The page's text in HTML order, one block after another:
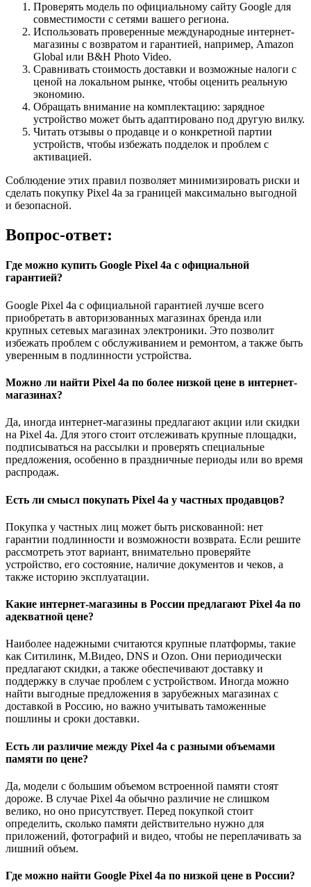
Проверять модель по официальному сайту Google для
совместимости с сетями вашего региона.
Использовать проверенные международные интернет-
магазины с возвратом и гарантией, например, Amazon
Global или B&H Photo Video.
Сравнивать стоимость доставки и возможные налоги с
ценой на локальном рынке, чтобы оценить реальную
экономию.
Обращать внимание на комплектацию: зарядное
устройство может быть адаптировано под другую вилку.
Читать отзывы о продавце и о конкретной партии
устройств, чтобы избежать подделок и проблем с
активацией.
Соблюдение этих правил позволяет минимизировать риски и
сделать покупку Pixel 4a за границей максимально выгодной
и безопасной.
Вопрос-ответ:
Где можно купить Google Pixel 4a с официальной
гарантией?
Google Pixel 4a с официальной гарантией лучше всего
приобретать в авторизованных магазинах бренда или
крупных сетевых магазинах электроники. Это позволит
избежать проблем с обслуживанием и ремонтом, а также быть
уверенным в подлинности устройства.
Можно ли найти Pixel 4a по более низкой цене в интернет-
магазинах?
Да, иногда интернет-магазины предлагают акции или скидки
на Pixel 4a. Для этого стоит отслеживать крупные площадки,
подписываться на рассылки и проверять специальные
предложения, особенно в праздничные периоды или во время
распродаж.
Есть ли смысл покупать Pixel 4a у частных продавцов?
Покупка у частных лиц может быть рискованной: нет
гарантии подлинности и возможности возврата. Если решите
рассмотреть этот вариант, внимательно проверяйте
устройство, его состояние, наличие документов и чеков, а
также историю эксплуатации.
Какие интернет-магазины в России предлагают Pixel 4a по
адекватной цене?
Наиболее надежными считаются крупные платформы, такие
как Ситилинк, М.Видео, DNS и Ozon. Они периодически
предлагают скидки, а также обеспечивают доставку и
поддержку в случае проблем с устройством. Иногда можно
найти выгодные предложения в зарубежных магазинах с
доставкой в Россию, но важно учитывать таможенные
пошлины и сроки доставки.
Есть ли различие между Pixel 4a с разными объемами
памяти по цене?
Да, модели с большим объемом встроенной памяти стоят
дороже. В случае Pixel 4a обычно различие не слишком
велико, но оно присутствует. Перед покупкой стоит
определить, сколько памяти действительно нужно для
приложений, фотографий и видео, чтобы не переплачивать за
лишний объем.
Где можно найти Google Pixel 4a по низкой цене в России?